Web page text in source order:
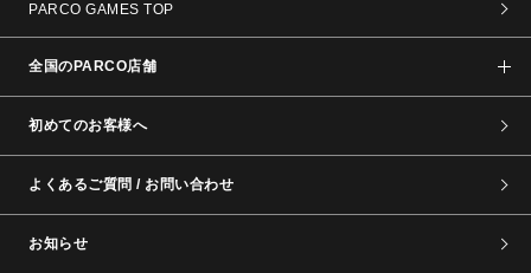
PARCO GAMES TOP
全国のPARCO店舗
初めてのお客様へ
よくあるご質問 / お問い合わせ
お知らせ